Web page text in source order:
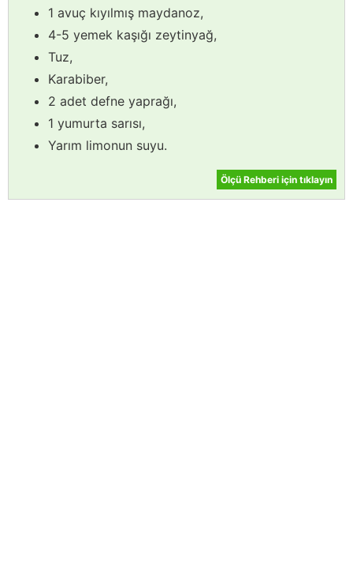
1 avuç kıyılmış maydanoz,
4-5 yemek kaşığı zeytinyağ,
Tuz,
Karabiber,
2 adet defne yaprağı,
1 yumurta sarısı,
Yarım limonun suyu.
Ölçü Rehberi için tıklayın